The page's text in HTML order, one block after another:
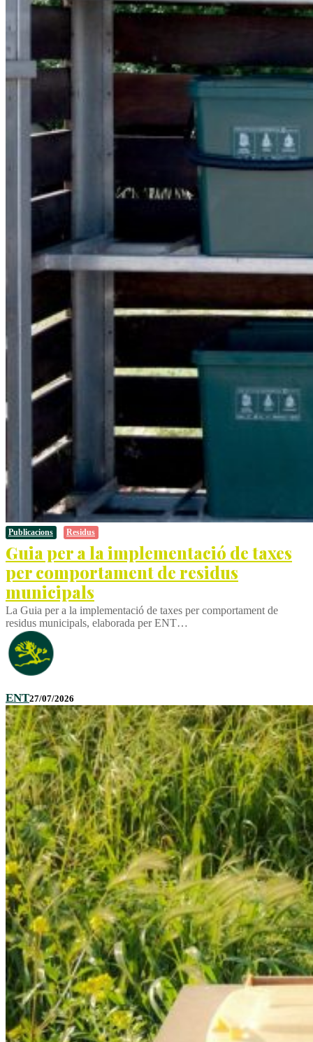
Publicacions Residus
Guia per a la implementació de taxes
per comportament de residus
municipals
La Guia per a la implementació de taxes per comportament de
residus municipals, elaborada per ENT…
ENT27/07/2026